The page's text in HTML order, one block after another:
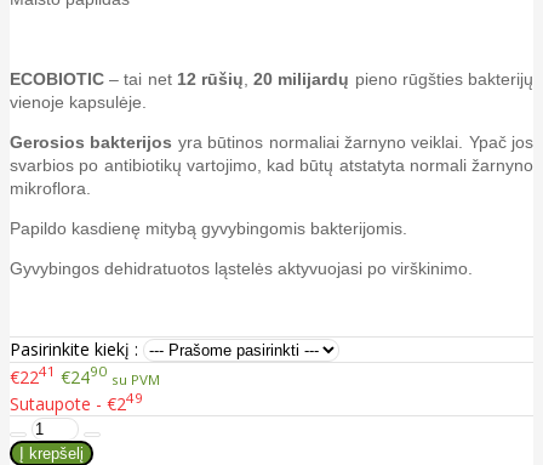
ECOBIOTIC – tai net 12 rūšių ,20 milijardų pieno rūgšties bakterijų
vienoje kapsulėje.
Gerosios bakterijos yra būtinos normaliai žarnyno veiklai. Ypač jos
svarbios po antibiotikų vartojimo, kad būtų atstatyta normali žarnyno
mikroflora.
Papildo kasdienę mitybą gyvybingomis bakterijomis.
Gyvybingos dehidratuotos ląstelės aktyvuojasi po virškinimo.
Pasirinkite kiekį :
€2241 €2490 su PVM
Sutaupote - €249